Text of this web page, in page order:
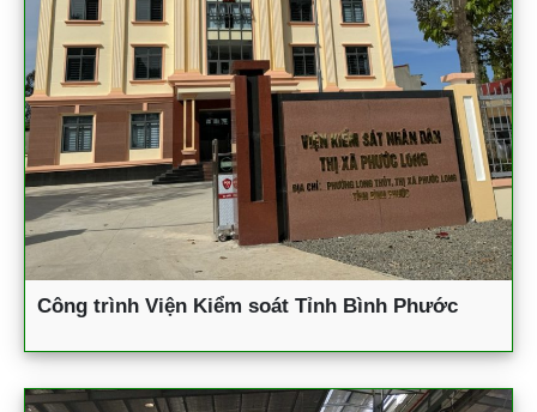
Công trình Viện Kiểm soát Tỉnh Bình Phước